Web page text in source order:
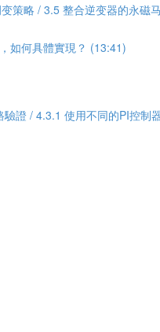
策略 / 3.5 整合逆变器的永磁
如何具體實現？ (13:41)
證 / 4.3.1 使用不同的PI控